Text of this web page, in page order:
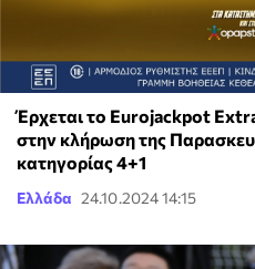
Έρχεται το Eurojackpot
στην κλήρωση της
κατηγορίας 4+1
Ελλάδα 24.10.2024 14:15